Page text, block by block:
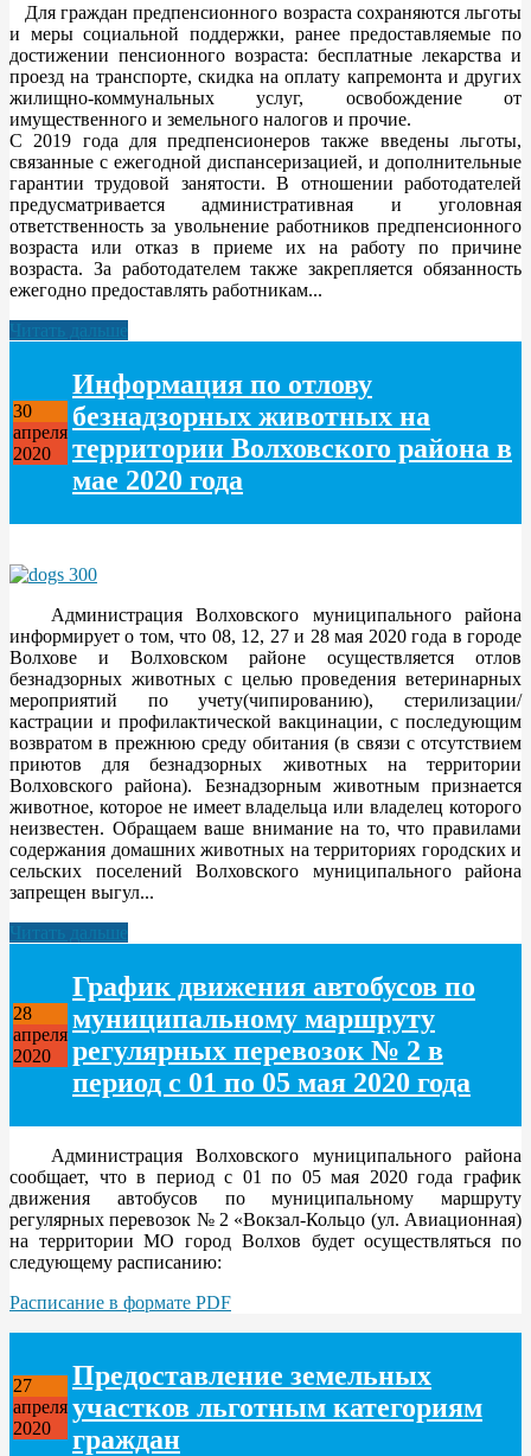
Для граждан предпенсионного возраста сохраняются льготы
и меры социальной поддержки, ранее предоставляемые по
достижении пенсионного возраста: бесплатные лекарства и
проезд на транспорте, скидка на оплату капремонта и других
жилищно-коммунальных услуг, освобождение от
имущественного и земельного налогов и прочие.
С 2019 года для предпенсионеров также введены льготы,
связанные с ежегодной диспансеризацией, и дополнительные
гарантии трудовой занятости. В отношении работодателей
предусматривается административная и уголовная
ответственность за увольнение работников предпенсионного
возраста или отказ в приеме их на работу по причине
возраста. За работодателем также закрепляется обязанность
ежегодно предоставлять работникам...
Читать дальше
30
апреля
2020
Информация по отлову
безнадзорных животных на
территории Волховского района в
мае 2020 года
Администрация Волховского муниципального района
информирует о том, что 08, 12, 27 и 28 мая 2020 года в городе
Волхове и Волховском районе осуществляется отлов
безнадзорных животных с целью проведения ветеринарных
мероприятий по учету(чипированию), стерилизации/
кастрации и профилактической вакцинации, с последующим
возвратом в прежнюю среду обитания (в связи с отсутствием
приютов для безнадзорных животных на территории
Волховского района). Безнадзорным животным признается
животное, которое не имеет владельца или владелец которого
неизвестен. Обращаем ваше внимание на то, что правилами
содержания домашних животных на территориях городских и
сельских поселений Волховского муниципального района
запрещен выгул...
Читать дальше
28
апреля
2020
График движения автобусов по
муниципальному маршруту
регулярных перевозок № 2 в
период с 01 по 05 мая 2020 года
Администрация Волховского муниципального района
сообщает, что в период с 01 по 05 мая 2020 года график
движения автобусов по муниципальному маршруту
регулярных перевозок № 2 «Вокзал-Кольцо (ул. Авиационная)
на территории МО город Волхов будет осуществляться по
следующему расписанию:
Расписание в формате PDF
27
апреля
2020
Предоставление земельных
участков льготным категориям
граждан